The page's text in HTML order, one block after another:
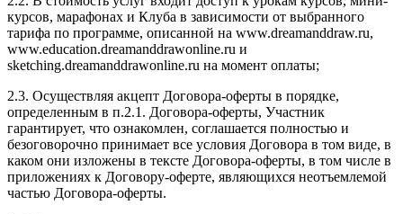
курсов, марафонах и Клуба в зависимости от выбранного
тарифа по программе, описанной на www.dreamanddraw.ru,
www.education.dreamanddrawonline.ru и
sketching.dreamanddrawonline.ru на момент оплаты;
2.3. Осуществляя акцепт Договора-оферты в порядке,
определенным в п.2.1. Договора-оферты, Участник
гарантирует, что ознакомлен, соглашается полностью и
безоговорочно принимает все условия Договора в том виде, в
каком они изложены в тексте Договора-оферты, в том числе в
приложениях к Договору-оферте, являющихся неотъемлемой
частью Договора-оферты.